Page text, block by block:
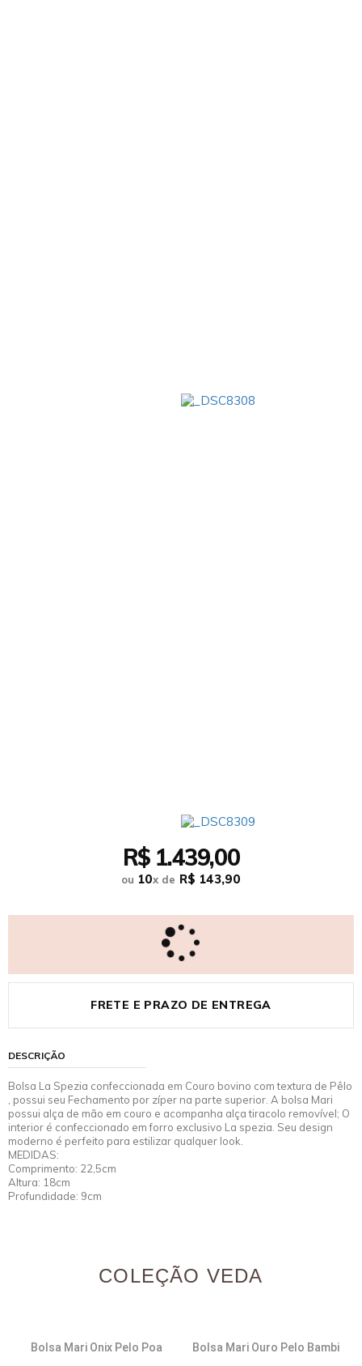
R$ 1.439,00
ou 10x de R$ 143,90
FRETE E PRAZO DE ENTREGA
DESCRIÇÃO
Bolsa La Spezia confeccionada em Couro bovino com textura de Pêlo
, possui seu Fechamento por zíper na parte superior. A bolsa Mari
possui alça de mão em couro e acompanha alça tiracolo removível; O
interior é confeccionado em forro exclusivo La spezia. Seu design
moderno é perfeito para estilizar qualquer look.
MEDIDAS:
Comprimento: 22,5cm
Altura: 18cm
Profundidade: 9cm
COLEÇÃO VEDA
Bolsa Mari Onix Pelo Poa Bolsa Mari Ouro Pelo Bambi